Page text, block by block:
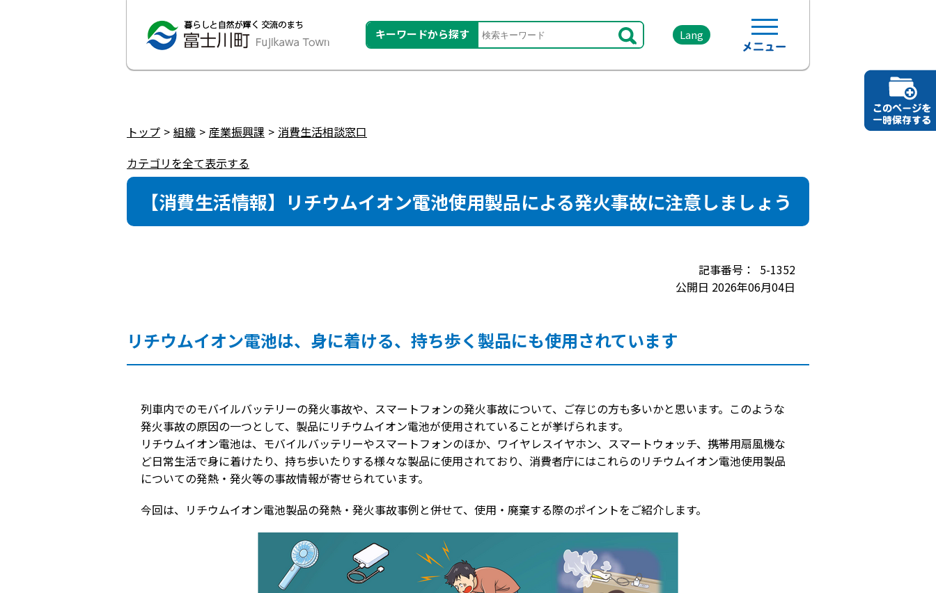
キーワードから探す Lang
トップ 組織 産業振興課
消費生活相談窓口
カテゴリを全て表示する
【消費生活情報】リチウムイオン電池使用製品による発火事故に注意しましょう
5-1352
公開日 2026年06月04日
リチウムイオン電池は、身に着ける、持ち歩く製品にも使用されています
列車内でのモバイルバッテリーの発火事故や、スマートフォンの発火事故について、ご存じの方も多いかと思います。このような
発火事故の原因の一つとして、製品にリチウムイオン電池が使用されていることが挙げられます。
リチウムイオン電池は、モバイルバッテリーやスマートフォンのほか、ワイヤレスイヤホン、スマートウォッチ、携帯用扇風機な
ど日常生活で身に着けたり、持ち歩いたりする様々な製品に使用されており、消費者庁にはこれらのリチウムイオン電池使用製品
についての発熱・発火等の事故情報が寄せられています。
今回は、リチウムイオン電池製品の発熱・発火事故事例と併せて、使用・廃棄する際のポイントをご紹介します。